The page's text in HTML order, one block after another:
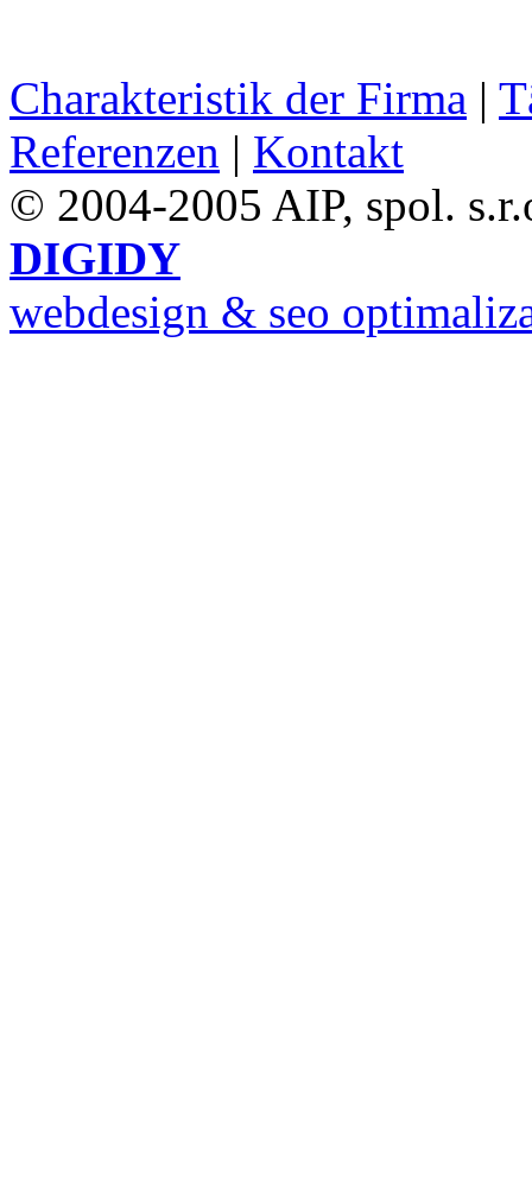
Charakteristik der Firma |
Referenzen | Kontakt
© 2004-2005 AIP, spol.
DIGIDY
webdesign & seo